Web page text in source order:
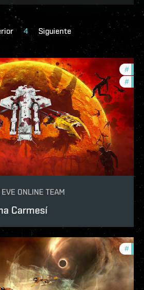
4 Siguiente
#
# in-
EVE ONLINE TEAM
Carmesí
#